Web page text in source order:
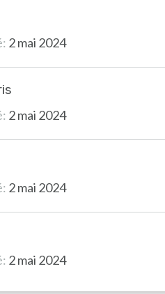
2 mai 2024
2 mai 2024
2 mai 2024
2 mai 2024